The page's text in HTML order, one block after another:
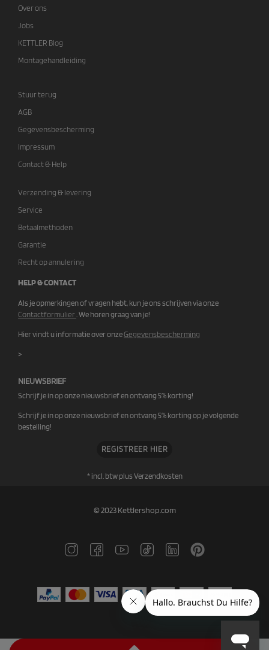
Over ons
Jobs
KETTLER Blog
Montagehandleiding
Stuur terug
AGB
Gegevensbescherming
Impressum
Contact & Help
Verzending & levering
Service
Betaalmethoden
Garantie
Recht op annulering
HELP & CONTACT
Als je opmerkingen of vragen hebt, kun je ons schrijven via onze
Contactformulier . We horen graag van je!
Hier vindt u informatie over onzeGegevensbescherming
>
NIEUWSBRIEF
Schrijf je in op onze nieuwsbrief en ontvang 5% korting!
Schrijf je in op onze nieuwsbrief en ontvang 5% korting op je volgende
bestelling!
REGISTREER HIER
* incl. btw plus Verzendkosten
© 2023 Kettlershop.com